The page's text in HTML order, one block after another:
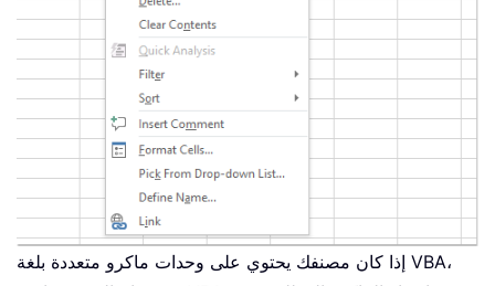
إذا كان مصنفك يحتوي على وحدات ماكرو متعددة بلغة VBA،